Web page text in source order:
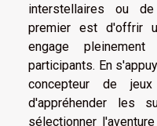
interstellaires ou
premier est d'offrir
engage
participants. En
concepteur de
d'appréhender les
sélectionner